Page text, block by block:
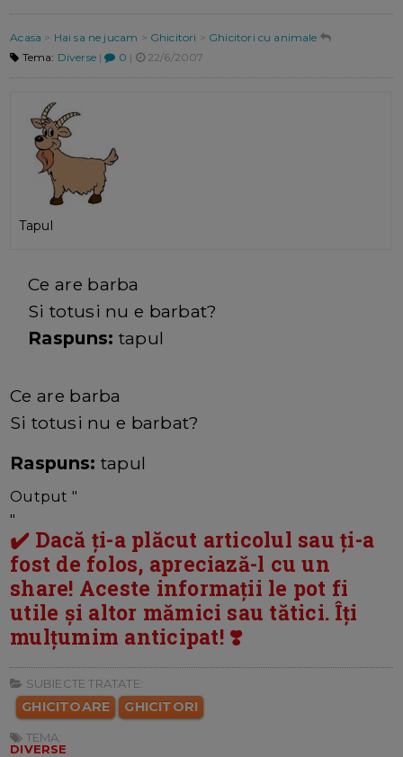
Acasa > Hai sa ne jucam > Ghicitori > Ghicitori cu animale
Tema: Diverse| 0 | 22/6/2007
Tapul
Ce are barba
Si totusi nu e barbat?
Raspuns: tapul
Ce are barba
Si totusi nu e barbat?
Raspuns: tapul
Output "
"
✔️ Dacă ți-a plăcut articolul sau ți-a
fost de folos, apreciază-l cu un
share! Aceste informații le pot fi
utile și altor mămici sau tătici. Îți
mulțumim anticipat! ❣️
SUBIECTE TRATATE:
GHICITOARE GHICITORI
TEMA:
DIVERSE